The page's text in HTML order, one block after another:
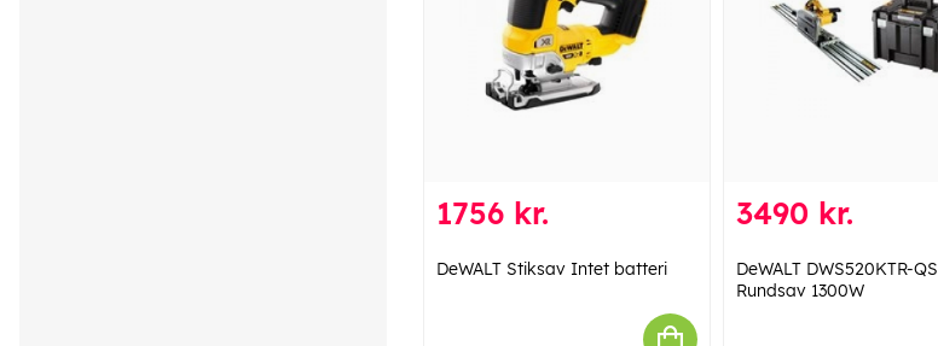
1756 kr.
DeWALT Stiksav Intet batteri
3490 kr.
DeWALT DWS520KTR-QS
Rundsav 1300W